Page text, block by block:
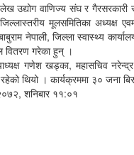
उद्योग वाणिज्य संघ र
मूलसमितिका अध्यक्ष
नेपाली, जिल्ला स्वास्थ्य
वितरण गरेका हुन् ।
गणेश खड्का, महासचिव
थियो । कार्यक्रममा ३० जना
शनिबार ११:०१